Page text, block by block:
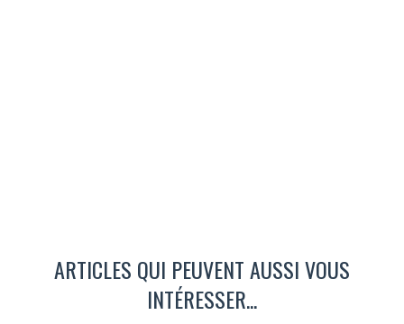
ARTICLES QUI PEUVENT AUSSI VOUS
INTÉRESSER...